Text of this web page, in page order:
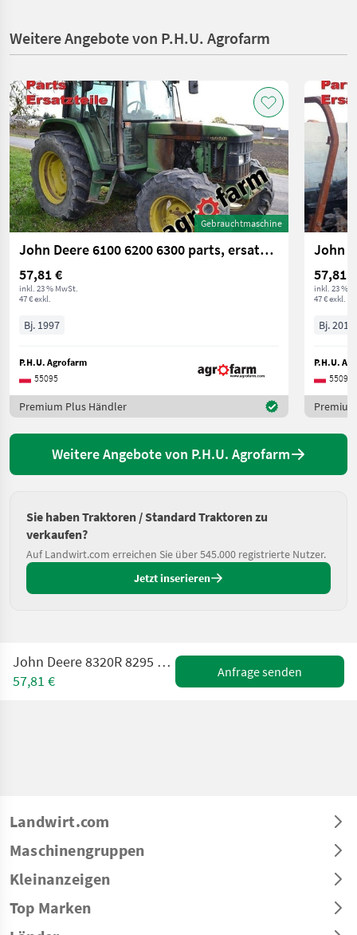
Weitere Angebote von P.H.U. Agrofarm
Gebrauchtmaschine
John Deere 6100 6200 6300 parts, ersatzteile, pieces
57,81 €
inkl. 23 % MwSt.
47 € exkl.
Bj. 1997
P.H.U. Agrofarm
55095
Premium Plus Händler
57,81 €
inkl. 23 %
47 € exkl.
Bj. 2010
P.H.U.
55095
Weitere Angebote von P.H.U. Agrofarm
Sie haben Traktoren / Standard Traktoren zu
verkaufen?
Auf Landwirt.com erreichen Sie über 545.000 registrierte Nutzer.
Jetzt inserieren
John Deere 8320R 8295 R 8345R parts, ersatzteile, pieces
57,81 €
Anfrage senden
Landwirt.com
Maschinengruppen
Kleinanzeigen
Top Marken